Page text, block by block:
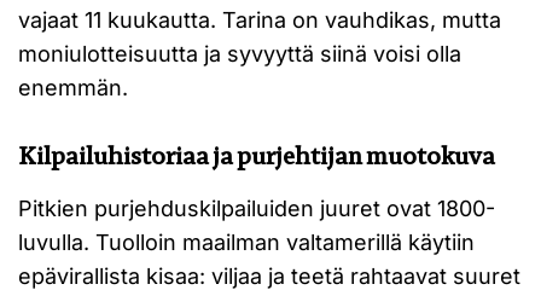
vajaat 11 kuukautta. Tarina on vauhdikas, mutta
moniulotteisuutta ja syvyyttä siinä voisi olla
enemmän.
Kilpailuhistoriaa ja purjehtijan muotokuva
Pitkien purjehduskilpailuiden juuret ovat 1800-
luvulla. Tuolloin maailman valtamerillä käytiin
epävirallista kisaa: viljaa ja teetä rahtaavat suuret